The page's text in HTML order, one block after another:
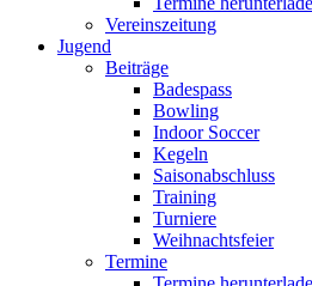
Vereinszeitung
Jugend
Beiträge
Badespass
Bowling
Indoor Soccer
Kegeln
Saisonabschluss
Training
Turniere
Weihnachtsfeier
Termine